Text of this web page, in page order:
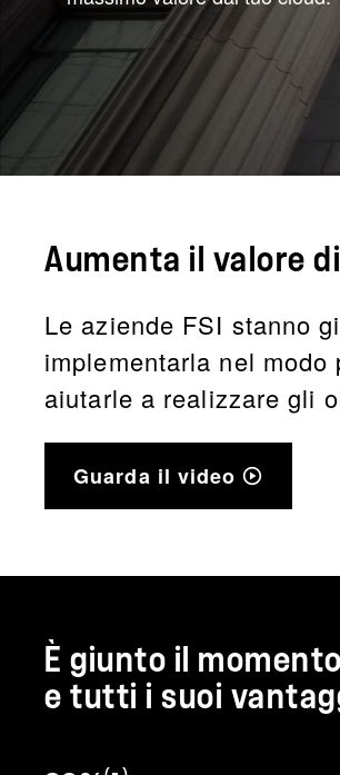
Aumenta il valore
Le aziende FSI stanno
implementarla nel
aiutarle a realizzare gli
Guarda il video
È giunto il
e tutti i suoi